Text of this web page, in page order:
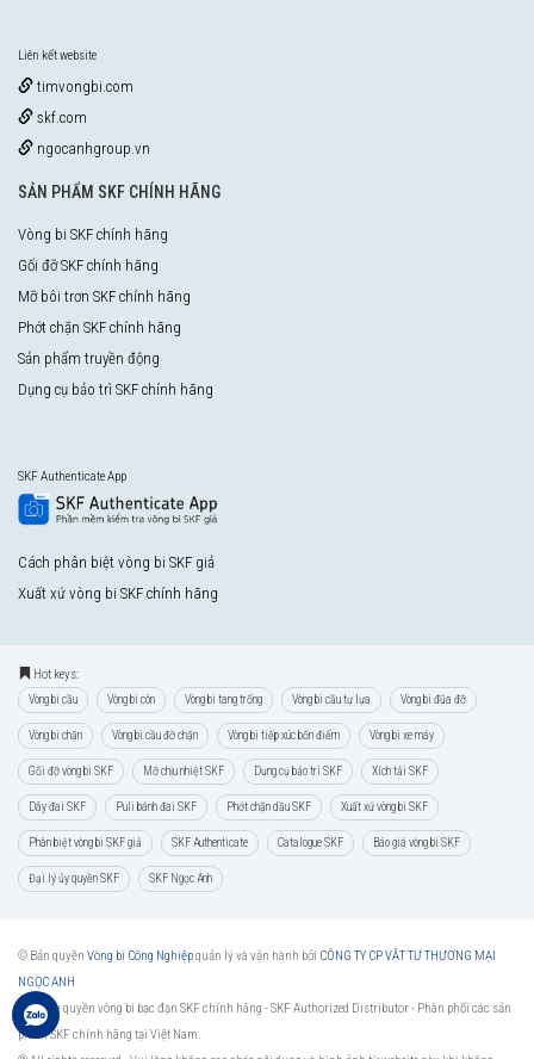
Liên kết website
timvongbi.com
skf.com
ngocanhgroup.vn
SẢN PHẨM SKF CHÍNH HÃNG
Vòng bi SKF chính hãng
Gối đỡ SKF chính hãng
Mỡ bôi trơn SKF chính hãng
Phớt chặn SKF chính hãng
Sản phẩm truyền động
Dụng cụ bảo trì SKF chính hãng
SKF Authenticate App
Cách phân biệt vòng bi SKF giả
Xuất xứ vòng bi SKF chính hãng
Hot keys:
Vòng bi cầu Vòng bi côn Vòng bi tang trống Vòng bi cầu tự lựa Vòng bi đũa đỡ
Vòng bi chặn Vòng bi cầu đỡ chặn Vòng bi tiếp xúc bốn điểm Vòng bi xe máy
Gối đỡ vòng bi SKF Mỡ chịu nhiệt SKF Dụng cụ bảo trì SKF Xích tải SKF
Dây đai SKF Puli bánh đai SKF Phớt chặn dầu SKF Xuất xứ vòng bi SKF
Phân biệt vòng bi SKF giả SKF Authenticate Catalogue SKF Báo giá vòng bi SKF
Đại lý ủy quyền SKF SKF Ngọc Anh
© Bản quyền Vòng bi Công Nghiệpquản lý và vận hành bởi CÔNG TY CP VẬT TƯ THƯƠNG MẠI
NGỌC ANH
Đại lý ủy quyền vòng bi bạc đạn SKF chính hãng -SKF Authorized Distributor- Phân phối các sản
phẩm SKF chính hãng tại Việt Nam.